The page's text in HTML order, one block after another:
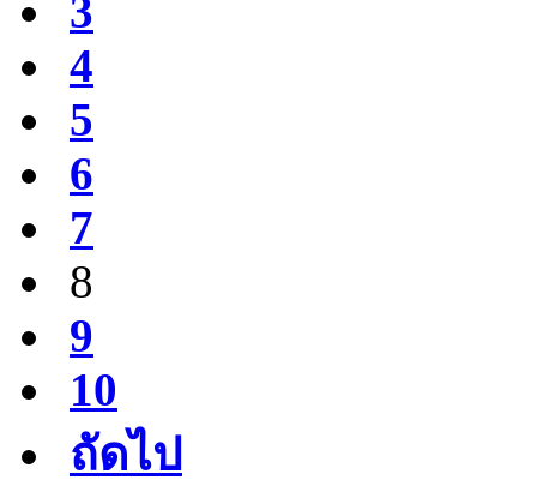
3
4
5
6
7
8
9
10
ถัดไป